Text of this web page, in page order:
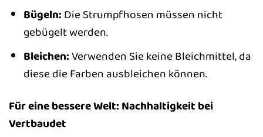
Bügeln: Die Strumpfhosen müssen nicht
gebügelt werden.
Bleichen:Verwenden Sie keine Bleichmittel, da
diese die Farben ausbleichen können.
Für eine bessere Welt: Nachhaltigkeit bei
Vertbaudet